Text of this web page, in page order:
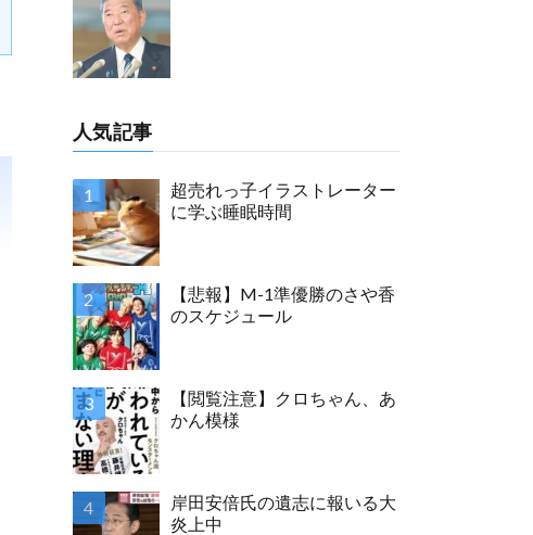
人気記事
超売れっ子イラストレーター
に学ぶ睡眠時間
【悲報】M-1準優勝のさや香
のスケジュール
【閲覧注意】クロちゃん、あ
かん模様
岸田安倍氏の遺志に報いる大
炎上中